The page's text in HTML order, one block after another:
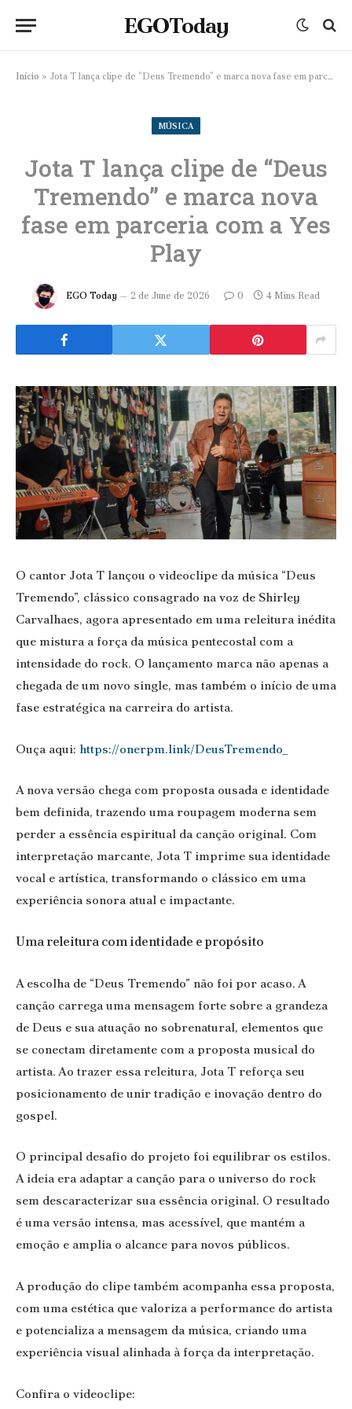
EGOToday
Início » Jota T lança clipe de “Deus Tremendo” e marca nova fase em parceria com a Yes Play
MÚSICA
Jota T lança clipe de “Deus
Tremendo” e marca nova
fase em parceria com a Yes
Play
EGO Today 2 de June de 2026 0 4 Mins Read
O cantor Jota T lançou o videoclipe da música “Deus
Tremendo”, clássico consagrado na voz de Shirley
Carvalhaes, agora apresentado em uma releitura inédita
que mistura a força da música pentecostal com a
intensidade do rock. O lançamento marca não apenas a
chegada de um novo single, mas também o início de uma
fase estratégica na carreira do artista.
Ouça aqui: https://onerpm.link/DeusTremendo_
A nova versão chega com proposta ousada e identidade
bem definida, trazendo uma roupagem moderna sem
perder a essência espiritual da canção original. Com
interpretação marcante, Jota T imprime sua identidade
vocal e artística, transformando o clássico em uma
experiência sonora atual e impactante.
Uma releitura com identidade e propósito
A escolha de “Deus Tremendo” não foi por acaso. A
canção carrega uma mensagem forte sobre a grandeza
de Deus e sua atuação no sobrenatural, elementos que
se conectam diretamente com a proposta musical do
artista. Ao trazer essa releitura, Jota T reforça seu
posicionamento de unir tradição e inovação dentro do
gospel.
O principal desafio do projeto foi equilibrar os estilos.
A ideia era adaptar a canção para o universo do rock
sem descaracterizar sua essência original. O resultado
é uma versão intensa, mas acessível, que mantém a
emoção e amplia o alcance para novos públicos.
A produção do clipe também acompanha essa proposta,
com uma estética que valoriza a performance do artista
e potencializa a mensagem da música, criando uma
experiência visual alinhada à força da interpretação.
Confira o videoclipe: